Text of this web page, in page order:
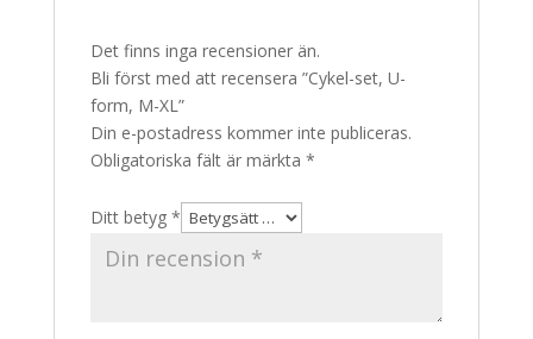
Det finns inga recensioner än.
Bli först med att recensera ”Cykel-set, U-
form, M-XL”
Din e-postadress kommer inte publiceras.
Obligatoriska fält är märkta *
Ditt betyg *